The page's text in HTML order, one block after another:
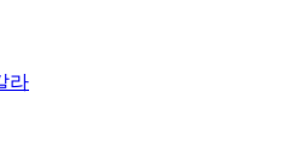
라